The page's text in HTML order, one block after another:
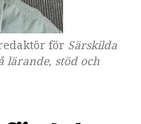
för Särskilda
lärande, stöd och